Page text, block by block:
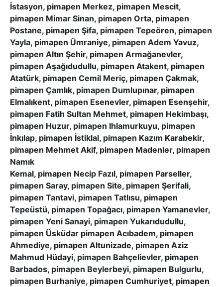
İstasyon, pimapen Merkez, pimapen Mescit,
pimapen Mimar Sinan, pimapen Orta, pimapen
Postane, pimapen Şifa, pimapen Tepeören, pimapen
Yayla, pimapen Ümraniye, pimapen Adem Yavuz,
pimapen Altın Şehir, pimapen Armağanevler,
pimapen Aşağıdudullu, pimapen Atakent, pimapen
Atatürk, pimapen Cemil Meriç, pimapen Çakmak,
pimapen Çamlık, pimapen Dumlupınar, pimapen
Elmalıkent, pimapen Esenevler, pimapen Esenşehir,
pimapen Fatih Sultan Mehmet, pimapen Hekimbaşı,
pimapen Huzur, pimapen Ihlamurkuyu, pimapen
İnkılap, pimapen İstiklal, pimapen Kazım Karabekir,
pimapen Mehmet Akif, pimapen Madenler, pimapen
Namık
Kemal, pimapen Necip Fazıl, pimapen Parseller,
pimapen Saray, pimapen Site, pimapen Şerifali,
pimapen Tantavi, pimapen Tatlısu, pimapen
Tepeüstü, pimapen Topağacı, pimapen Yamanevler,
pimapen Yeni Sanayi, pimapen Yukarıdudullu,
pimapen Üsküdar pimapen Acıbadem, pimapen
Ahmediye, pimapen Altunizade, pimapen Aziz
Mahmud Hüdayi, pimapen Bahçelievler, pimapen
Barbados, pimapen Beylerbeyi, pimapen Bulgurlu,
pimapen Burhaniye, pimapen Cumhuriyet, pimapen